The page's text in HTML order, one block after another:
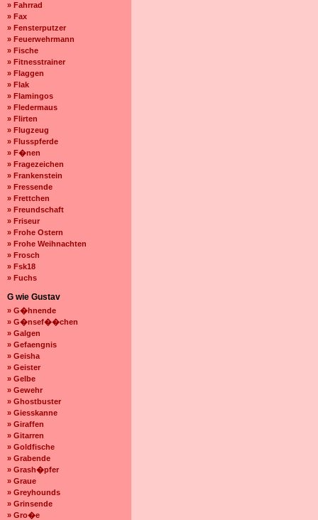
» Fahrrad
» Fax
» Fensterputzer
» Feuerwehrmann
» Fische
» Fitnesstrainer
» Flaggen
» Flak
» Flamingos
» Fledermaus
» Flirten
» Flugzeug
» Flusspferde
» F�nen
» Fragezeichen
» Frankenstein
» Fressende
» Frettchen
» Freundschaft
» Friseur
» Frohe Ostern
» Frohe Weihnachten
» Frosch
» Fsk18
» Fuchs
G wie Gustav
» G�hnende
» G�nsef��chen
» Galgen
» Gefaengnis
» Geisha
» Geister
» Gelbe
» Gewehr
» Ghostbuster
» Giesskanne
» Giraffen
» Gitarren
» Goldfische
» Grabende
» Grash�pfer
» Graue
» Greyhounds
» Grinsende
» Gro�e